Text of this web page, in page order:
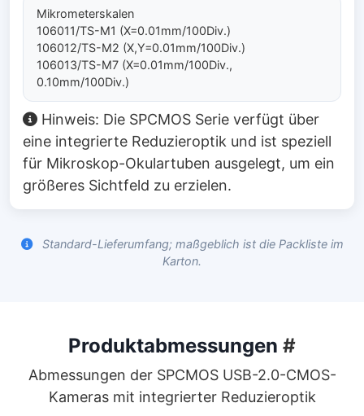
Mikrometerskalen
106011/TS-M1 (X=0.01mm/100Div.)
106012/TS-M2 (X,Y=0.01mm/100Div.)
106013/TS-M7 (X=0.01mm/100Div.,
0.10mm/100Div.)
Hinweis: Die SPCMOS Serie verfügt über
eine integrierte Reduzieroptik und ist speziell
für Mikroskop-Okulartuben ausgelegt, um ein
größeres Sichtfeld zu erzielen.
Standard-Lieferumfang; maßgeblich ist die Packliste im
Karton.
Produktabmessungen #
Abmessungen der SPCMOS USB-2.0-CMOS-
Kameras mit integrierter Reduzieroptik